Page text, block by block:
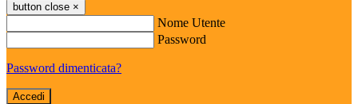
button close ×
Nome Utente
Password
Password dimenticata?